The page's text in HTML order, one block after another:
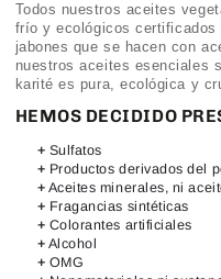
Todos nuestros aceites
frío y ecológicos certificados
jabones que se hacen con
nuestros aceites esenciales
karité es pura, ecológica y
HEMOS DECIDIDO
+ Sulfatos
+ Productos derivados del
+ Aceites minerales, ni
+ Fragancias sintéticas
+ Colorantes artificiales
+ Alcohol
+ OMG